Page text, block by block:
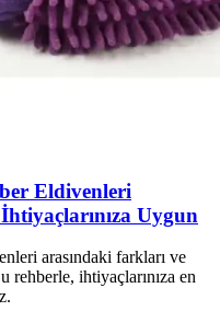
Eldivenleri
Uygun
arasındaki farkları ve
rehberle, ihtiyaçlarınıza en